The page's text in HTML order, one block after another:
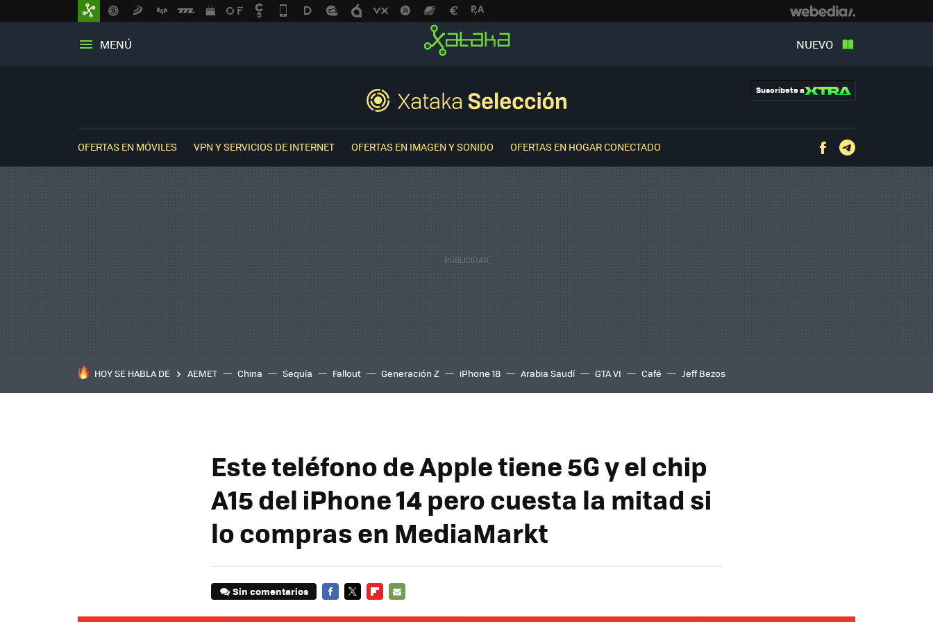
MENÚ NUEVO
Suscríbete a
OFERTAS EN MÓVILES VPN Y SERVICIOS DE INTERNET OFERTAS EN IMAGEN Y SONIDO OFERTAS EN HOGAR CONECTADO Facebook
HOY SE HABLA DE AEMET China Sequía Fallout Generación Z iPhone 18 Arabia Saudí GTA VI Café Jeff Bezos
Este teléfono de Apple tiene 5G y el chip
A15 del iPhone 14 pero cuesta la mitad si
lo compras en MediaMarkt
Sin comentarios